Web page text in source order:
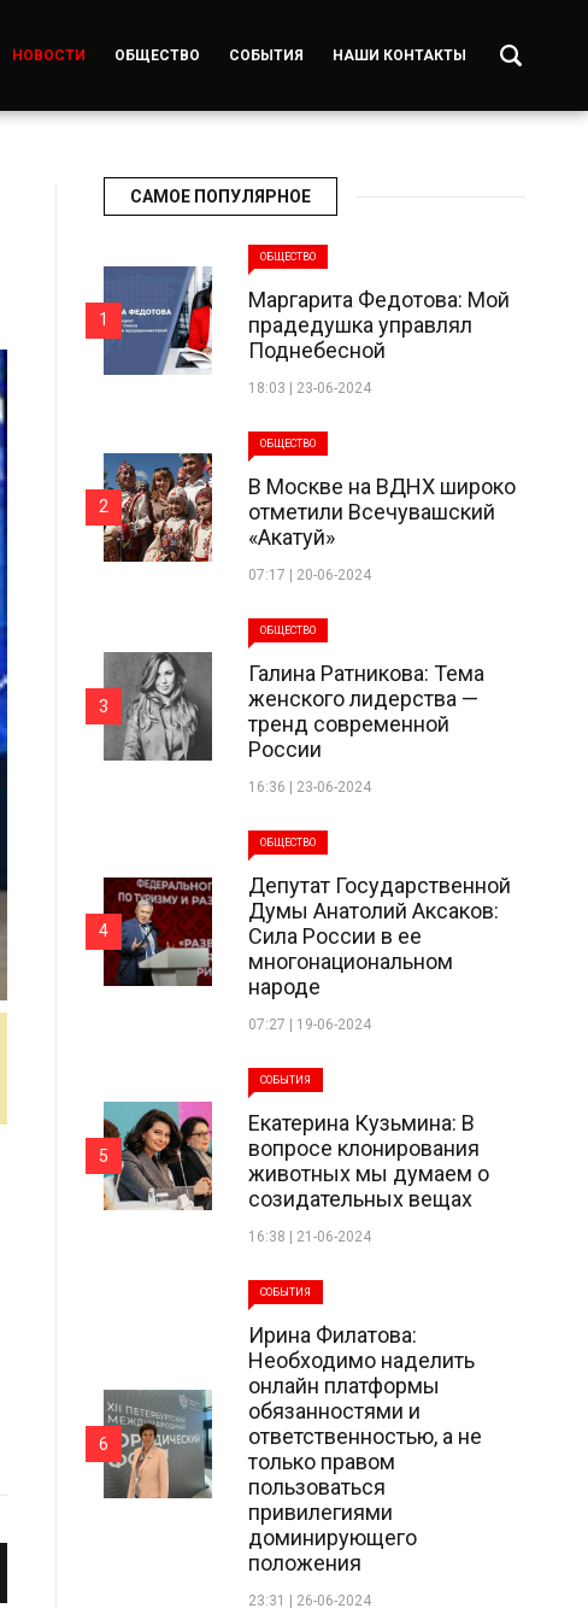
НОВОСТИ ОБЩЕСТВО СОБЫТИЯ НАШИ КОНТАКТЫ
САМОЕ ПОПУЛЯРНОЕ
ОБЩЕСТВО
Маргарита Федотова: Мой
прадедушка управлял
Поднебесной
18:03 | 23-06-2024
1
ОБЩЕСТВО
В Москве на ВДНХ широко
отметили Всечувашский
«Акатуй»
07:17 | 20-06-2024
2
ОБЩЕСТВО
Галина Ратникова: Тема
женского лидерства —
тренд современной
России
16:36 | 23-06-2024
3
ОБЩЕСТВО
Депутат Государственной
Думы Анатолий Аксаков:
Сила России в ее
многонациональном
народе
07:27 | 19-06-2024
4
СОБЫТИЯ
Екатерина Кузьмина: В
вопросе клонирования
животных мы думаем о
созидательных вещах
16:38 | 21-06-2024
5
СОБЫТИЯ
Ирина Филатова:
Необходимо наделить
онлайн платформы
обязанностями и
ответственностью, а не
только правом
пользоваться
привилегиями
доминирующего
положения
23:31 | 26-06-2024
6